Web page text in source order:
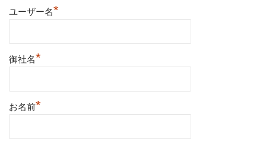
ユーザー名*
御社名*
お名前*